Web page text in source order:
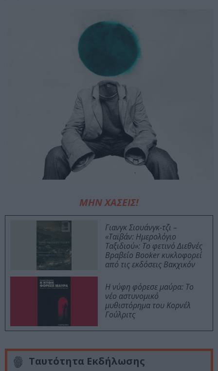
ΜΗΝ ΧΑΣΕΙΣ!
Γιανγκ Σιουάνγκ-τζι –
«Ταϊβάν: Ημερολόγιο
Ταξιδιού»: Το φετινό Διεθνές
Βραβείο Booker κυκλοφορεί
από τις εκδόσεις Βακχικόν
Η νύφη φόρεσε μαύρα: Το
νέο αστυνομικό
μυθιστόρημα του Κορνέλ
Γούλριτς
Ταυτότητα Εκδήλωσης